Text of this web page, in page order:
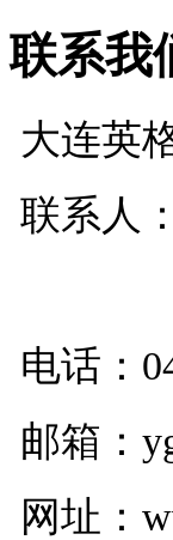
联系我
大连英
联系人
王经
电话：
邮箱：
网址：